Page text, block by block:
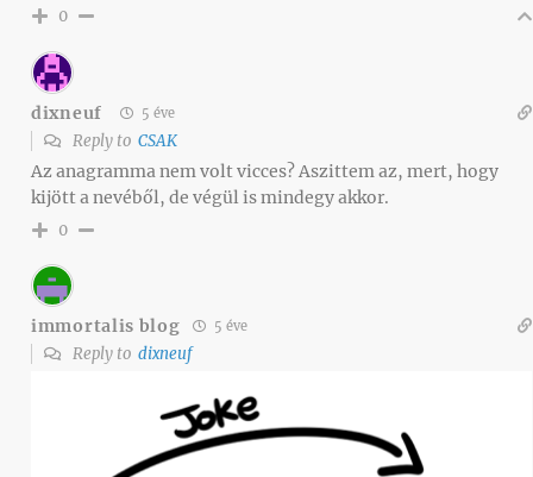
0
dixneuf 5 éve
Reply to CSAK
Az anagramma nem volt vicces? Aszittem az, mert, hogy
kijött a nevéből, de végül is mindegy akkor.
0
immortalis blog 5 éve
Reply to dixneuf